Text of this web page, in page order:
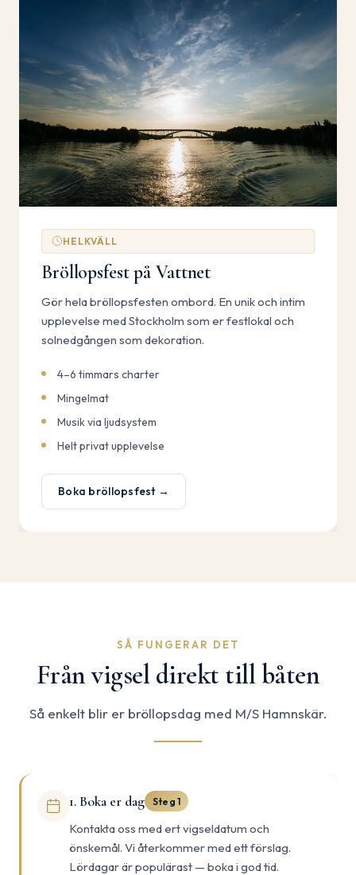
HELKVÄLL
Bröllopsfest på Vattnet
Gör hela bröllopsfesten ombord. En unik och intim
upplevelse med Stockholm som er festlokal och
solnedgången som dekoration.
4–6 timmars charter
Mingelmat
Musik via ljudsystem
Helt privat upplevelse
Boka bröllopsfest →
SÅ FUNGERAR DET
Från vigsel direkt till båten
Så enkelt blir er bröllopsdag med M/S Hamnskär.
1. Boka er dag Steg 1
Kontakta oss med ert vigsel­datum och
önskemål. Vi återkommer med ett förslag.
Lördagar är populärast — boka i god tid.